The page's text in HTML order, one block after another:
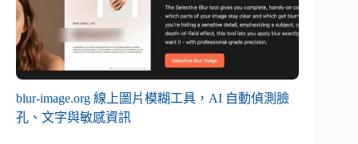
blur-image.org 線上圖片模糊工具，AI 自動偵測臉
孔、文字與敏感資訊